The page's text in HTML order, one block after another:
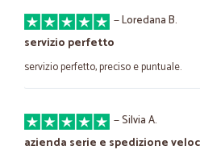
—Loredana B.
servizio perfetto
servizio perfetto, preciso e puntuale.
—Silvia A.
azienda serie e spedizione